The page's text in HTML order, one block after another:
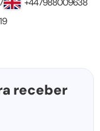
+447988009638
receber